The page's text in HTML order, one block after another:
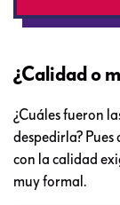
¿Calidad o
¿Cuáles fueron
despedirla?
con la calidad
muy formal.